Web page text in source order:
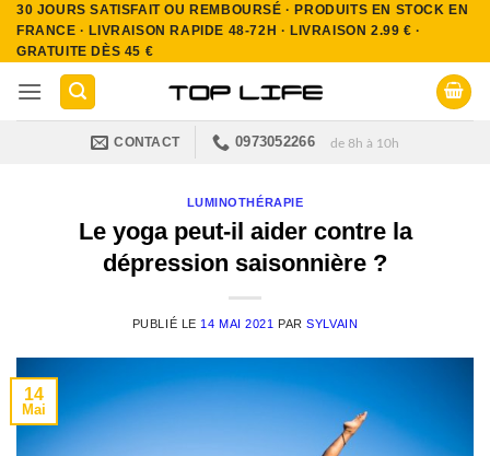
Passer
au
contenu
30 JOURS SATISFAIT OU REMBOURSÉ · PRODUITS EN STOCK EN
FRANCE · LIVRAISON RAPIDE 48-72H · LIVRAISON 2.99 € ·
GRATUITE DÈS 45 €
CONTACT 0973052266 de 8h à 10h
LUMINOTHÉRAPIE
Le yoga peut-il aider contre la
dépression saisonnière ?
PUBLIÉ LE 14 MAI 2021 PARSYLVAIN
14
Mai